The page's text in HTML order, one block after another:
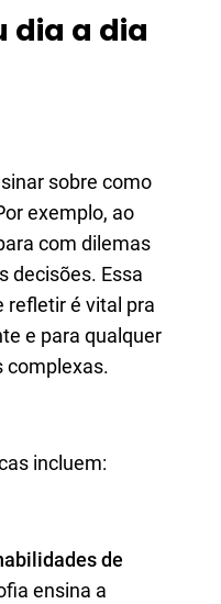
dia a dia
sobre como
exemplo, ao
com dilemas
decisões. Essa
refletir é vital pra
e para qualquer
complexas.
incluem:
de
ensina a